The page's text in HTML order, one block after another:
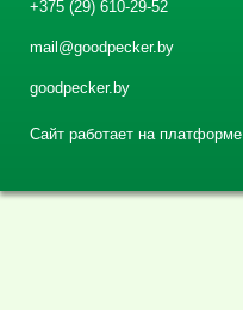
+375 (29) 610-29-52
mail@goodpecker.by
goodpecker.by
Сайт работает на платформе